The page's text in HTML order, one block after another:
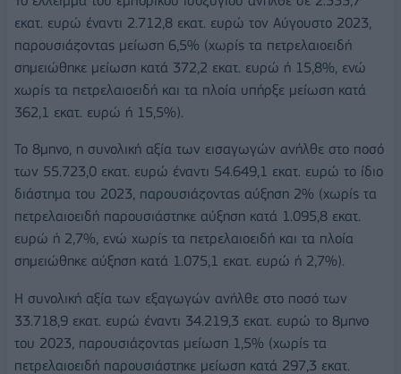
εκατ. ευρώ έναντι 2.712,8 εκατ. ευρώ τον Αύγουστο 2023,
παρουσιάζοντας μείωση 6,5% (χωρίς τα πετρελαιοειδή
σημειώθηκε μείωση κατά 372,2 εκατ. ευρώ ή 15,8%, ενώ
χωρίς τα πετρελαιοειδή και τα πλοία υπήρξε μείωση κατά
362,1 εκατ. ευρώ ή 15,5%).
Το 8μηνο, η συνολική αξία των εισαγωγών ανήλθε στο ποσό
των 55.723,0 εκατ. ευρώ έναντι 54.649,1 εκατ. ευρώ το ίδιο
διάστημα του 2023, παρουσιάζοντας αύξηση 2% (χωρίς τα
πετρελαιοειδή παρουσιάστηκε αύξηση κατά 1.095,8 εκατ.
ευρώ ή 2,7%, ενώ χωρίς τα πετρελαιοειδή και τα πλοία
σημειώθηκε αύξηση κατά 1.075,1 εκατ. ευρώ ή 2,7%).
Η συνολική αξία των εξαγωγών ανήλθε στο ποσό των
33.718,9 εκατ. ευρώ έναντι 34.219,3 εκατ. ευρώ το 8μηνο
του 2023, παρουσιάζοντας μείωση 1,5% (χωρίς τα
πετρελαιοειδή παρουσιάστηκε μείωση κατά 297,3 εκατ.